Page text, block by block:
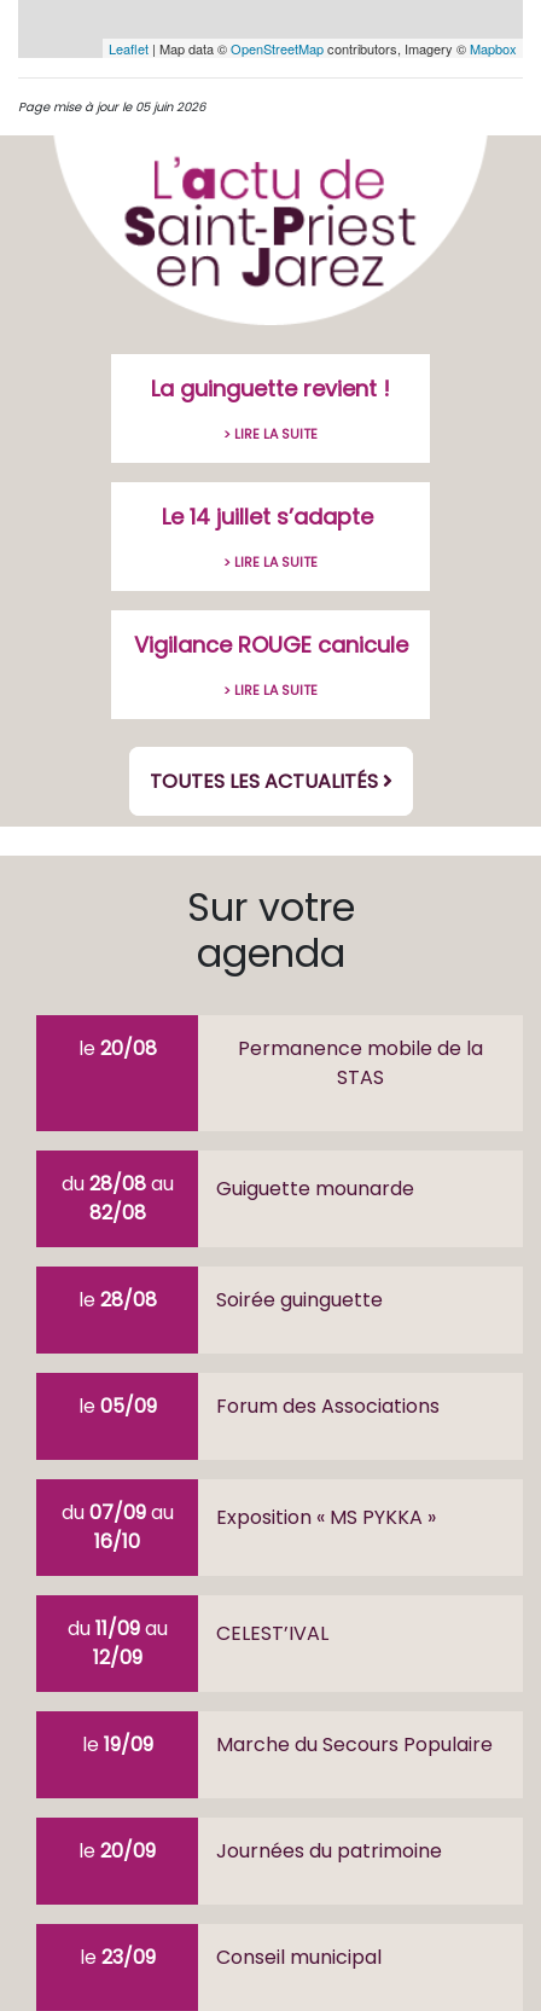
Leaflet | Map data ©OpenStreetMapcontributors, Imagery ©Mapbox
Page mise à jour le 05 juin 2026
La guinguette revient !
> LIRE LA SUITE
Le 14 juillet s’adapte
> LIRE LA SUITE
Vigilance ROUGE canicule
> LIRE LA SUITE
TOUTES LES ACTUALITÉS
Sur votre
agenda
le20/08
Permanence mobile de la
STAS
du28/08au
82/08
Guiguette mounarde
le28/08 Soirée guinguette
le05/09 Forum des Associations
du07/09au
16/10
Exposition « MS PYKKA »
du11/09au
12/09
CELEST’IVAL
le19/09 Marche du Secours Populaire
le20/09 Journées du patrimoine
le23/09 Conseil municipal